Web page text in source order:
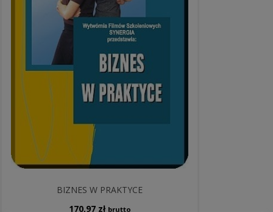
BIZNES W PRAKTYCE
170,97 zł brutto